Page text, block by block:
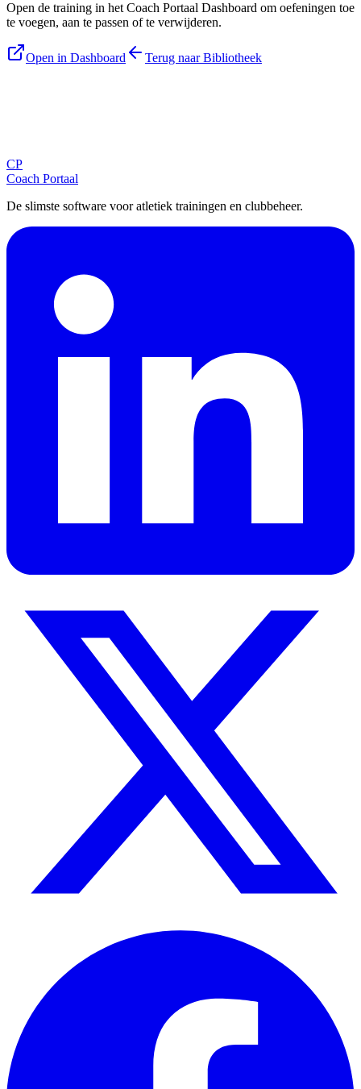
Open de training in het Coach Portaal Dashboard om oefeningen toe
te voegen, aan te passen of te verwijderen.
Open in Dashboard Terug naar Bibliotheek
CP
Coach Portaal
De slimste software voor atletiek trainingen en clubbeheer.